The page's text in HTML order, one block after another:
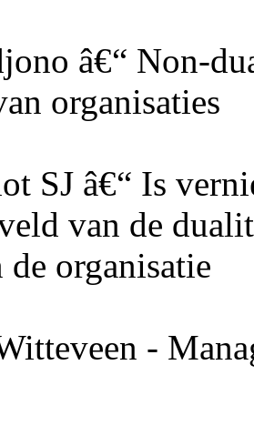
â€“ Non-
organisaties
SJ â€“ Is
van de
organisatie
-